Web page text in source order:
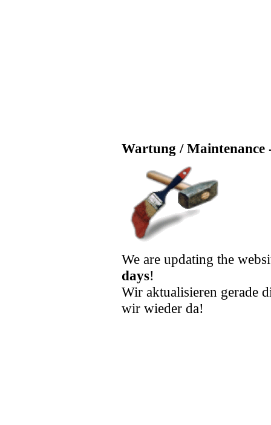
Wartung / Maintenance
We are updating the
days!
Wir aktualisieren gerade
wir wieder da!